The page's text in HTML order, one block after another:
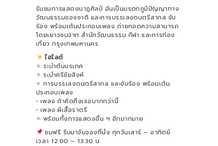
รับชมการแสดงนาฏศิลป์ อันเป็นมรดกภูมิปัญญาทาง
วัฒนธรรมของชาติ และการบรรเลงดนตรีสากล ขับ
ร้อง พร้อมเต้นประกอบเพลง ถ่ายทอดความสามารถ
โดยเยาวชนจาก สำนักวัฒนธรรม กีฬา และการท่อง
เที่ยว กรุงเทพมหานคร
ไฮไลต์
✧ ระบำต้นบรเทศ
✧ ระบำศรีชัยสิงห์
✧ การบรรเลงดนตรีสากล และขับร้อง พร้อมเต้น
ประกอบเพลง
• เพลง ถ้าคิดถึงเธอมากกว่านี้
• เพลง ผีเสื้อราตรี
✧ พร้อมทั้งการแสดงอื่น ๆ อีกมากมาย
ชมฟรี รีบมาจับจองที่นั่ง ทุกวันเสาร์ – อาทิตย์
เวลา 12.00 – 13.30 น.